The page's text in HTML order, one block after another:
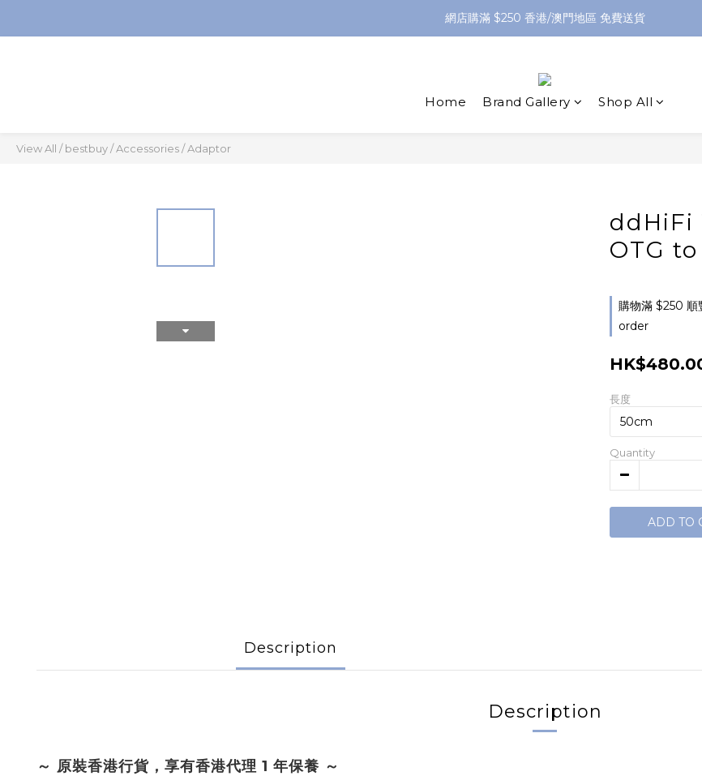
網店購滿 $250 香港/澳門地區 免費送貨
網店購滿 $250 香港/澳門地區 免費送貨
網店購滿 $250 香港/澳門地區 免費送貨
Home Brand Gallery Shop All
View All /bestbuy/Accessories/Adaptor
ddHiFi
OTG
購物滿 $250 順
order
長度
Quantity
ADD TO
Description
Description
～ 原裝香港行貨，享有香港代理 1 年保養 ～